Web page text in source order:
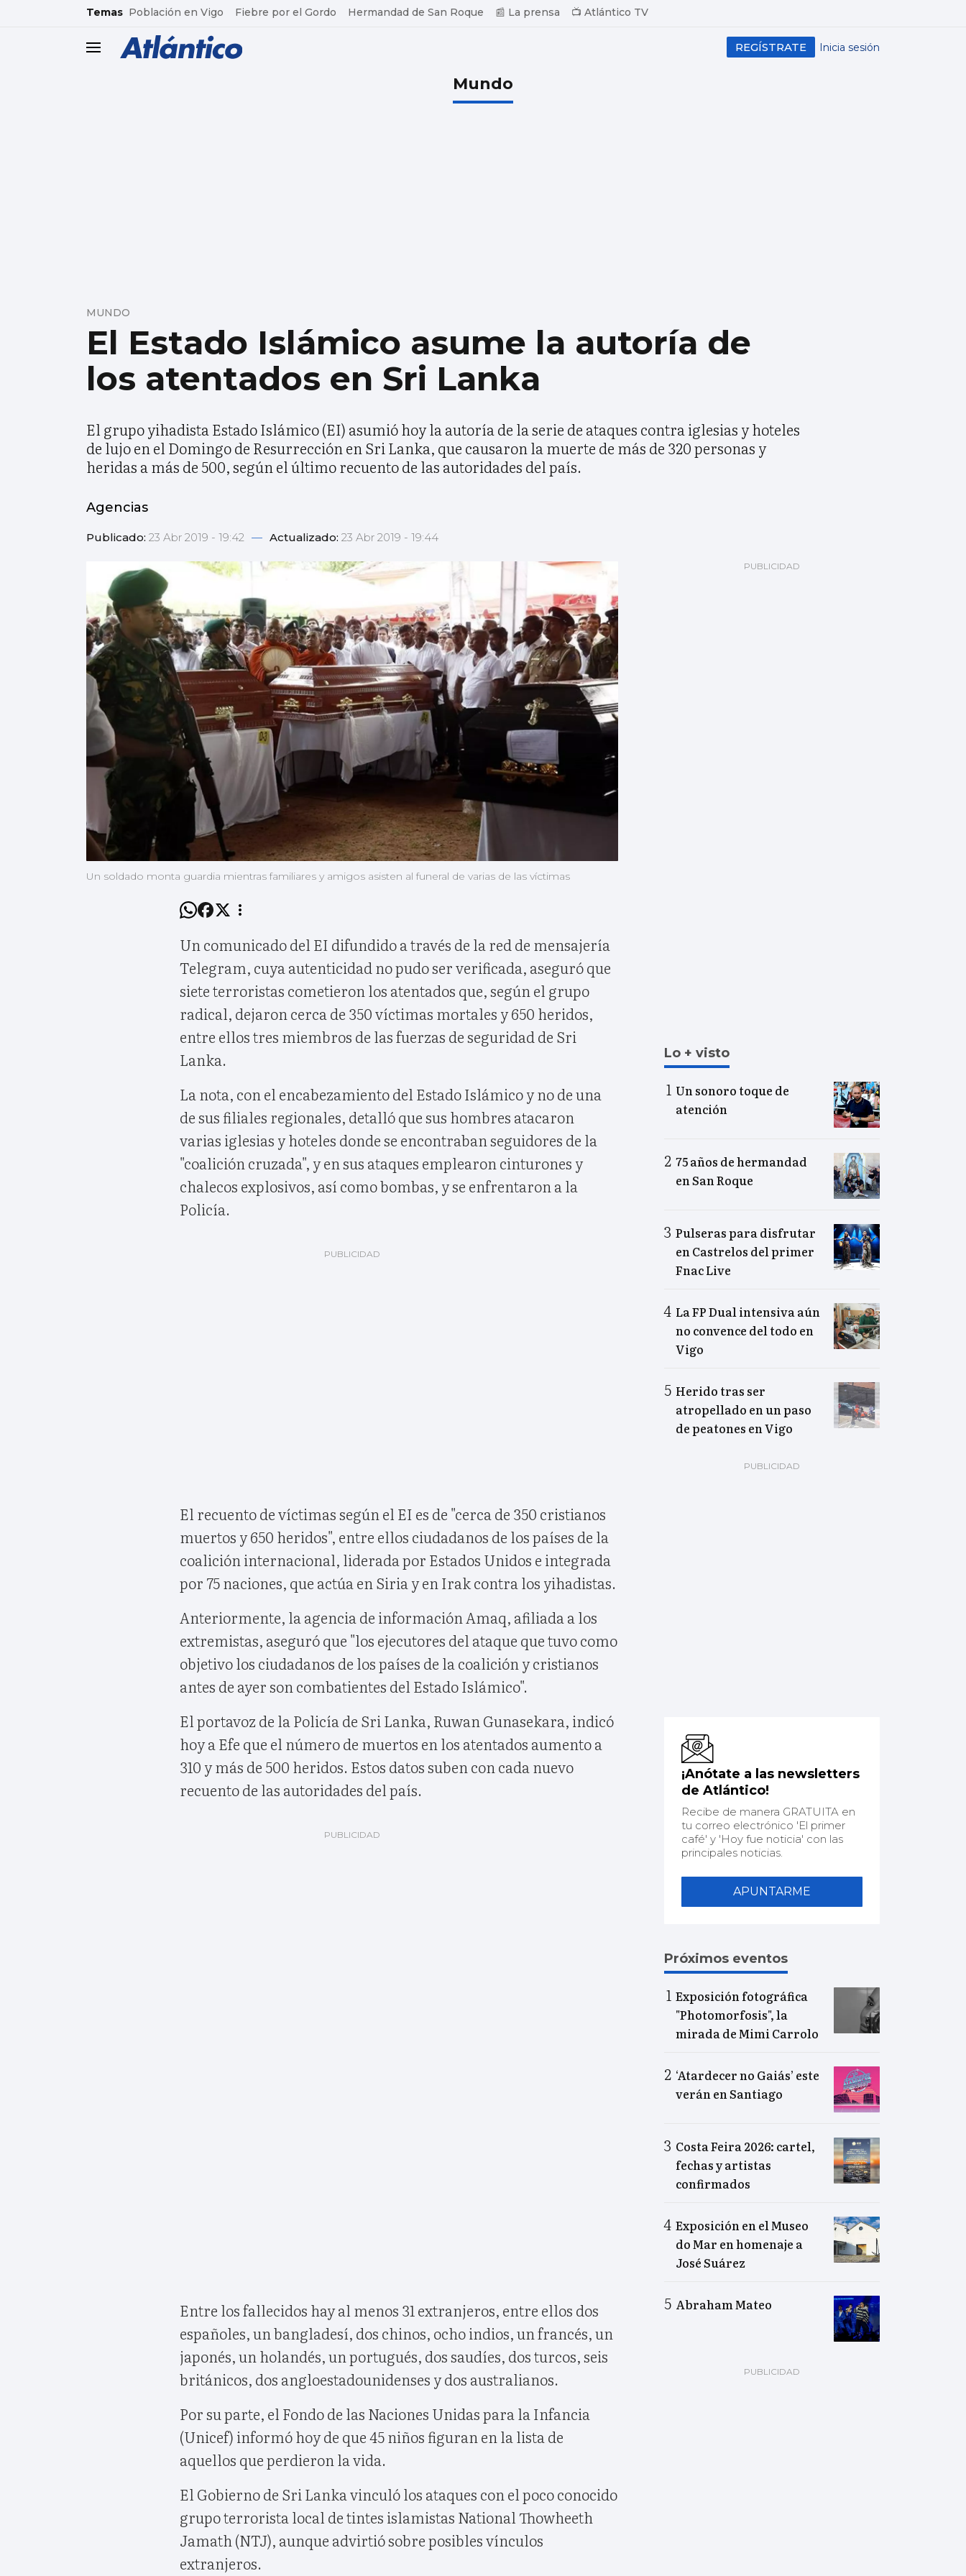
common.go-to-content
Temas Población en Vigo Fiebre por el Gordo Hermandad de San Roque 📰 La prensa 📺 Atlántico TV
header.menu.open Inicia sesión
REGÍSTRATE
Mundo
El Estado Islámico asume la autoría de
los atentados en Sri Lanka
MUNDO
El grupo yihadista Estado Islámico (EI) asumió hoy la autoría de la serie de ataques contra iglesias y hoteles
de lujo en el Domingo de Resurrección en Sri Lanka, que causaron la muerte de más de 320 personas y
heridas a más de 500, según el último recuento de las autoridades del país.
Agencias
Publicado: 23 Abr 2019 - 19:42 — Actualizado: 23 Abr 2019 - 19:44
Un soldado monta guardia mientras familiares y amigos asisten al funeral de varias de las víctimas
Un comunicado del EI difundido a través de la red de mensajería
Telegram, cuya autenticidad no pudo ser verificada, aseguró que
siete terroristas cometieron los atentados que, según el grupo
radical, dejaron cerca de 350 víctimas mortales y 650 heridos,
entre ellos tres miembros de las fuerzas de seguridad de Sri
Lanka.
La nota, con el encabezamiento del Estado Islámico y no de una
de sus filiales regionales, detalló que sus hombres atacaron
varias iglesias y hoteles donde se encontraban seguidores de la
"coalición cruzada", y en sus ataques emplearon cinturones y
chalecos explosivos, así como bombas, y se enfrentaron a la
Policía.
El recuento de víctimas según el EI es de "cerca de 350 cristianos
muertos y 650 heridos", entre ellos ciudadanos de los países de la
coalición internacional, liderada por Estados Unidos e integrada
por 75 naciones, que actúa en Siria y en Irak contra los yihadistas.
Anteriormente, la agencia de información Amaq, afiliada a los
extremistas, aseguró que "los ejecutores del ataque que tuvo como
objetivo los ciudadanos de los países de la coalición y cristianos
antes de ayer son combatientes del Estado Islámico".
El portavoz de la Policía de Sri Lanka, Ruwan Gunasekara, indicó
hoy a Efe que el número de muertos en los atentados aumento a
310 y más de 500 heridos. Estos datos suben con cada nuevo
recuento de las autoridades del país.
Entre los fallecidos hay al menos 31 extranjeros, entre ellos dos
españoles, un bangladesí, dos chinos, ocho indios, un francés, un
japonés, un holandés, un portugués, dos saudíes, dos turcos, seis
británicos, dos angloestadounidenses y dos australianos.
Por su parte, el Fondo de las Naciones Unidas para la Infancia
(Unicef) informó hoy de que 45 niños figuran en la lista de
aquellos que perdieron la vida.
El Gobierno de Sri Lanka vinculó los ataques con el poco conocido
grupo terrorista local de tintes islamistas National Thowheeth
Jamath (NTJ), aunque advirtió sobre posibles vínculos
extranjeros.
Lo + visto
Un sonoro toque de
atención
75 años de hermandad
en San Roque
Pulseras para disfrutar
en Castrelos del primer
Fnac Live
La FP Dual intensiva aún
no convence del todo en
Vigo
Herido tras ser
atropellado en un paso
de peatones en Vigo
¡Anótate a las newsletters
de Atlántico!
Recibe de manera GRATUITA en
tu correo electrónico 'El primer
café' y 'Hoy fue noticia' con las
principales noticias.
APUNTARME
Próximos eventos
Exposición fotográfica
"Photomorfosis", la
mirada de Mimi Carrolo
‘Atardecer no Gaiás’ este
verán en Santiago
Costa Feira 2026: cartel,
fechas y artistas
confirmados
Exposición en el Museo
do Mar en homenaje a
José Suárez
Abraham Mateo